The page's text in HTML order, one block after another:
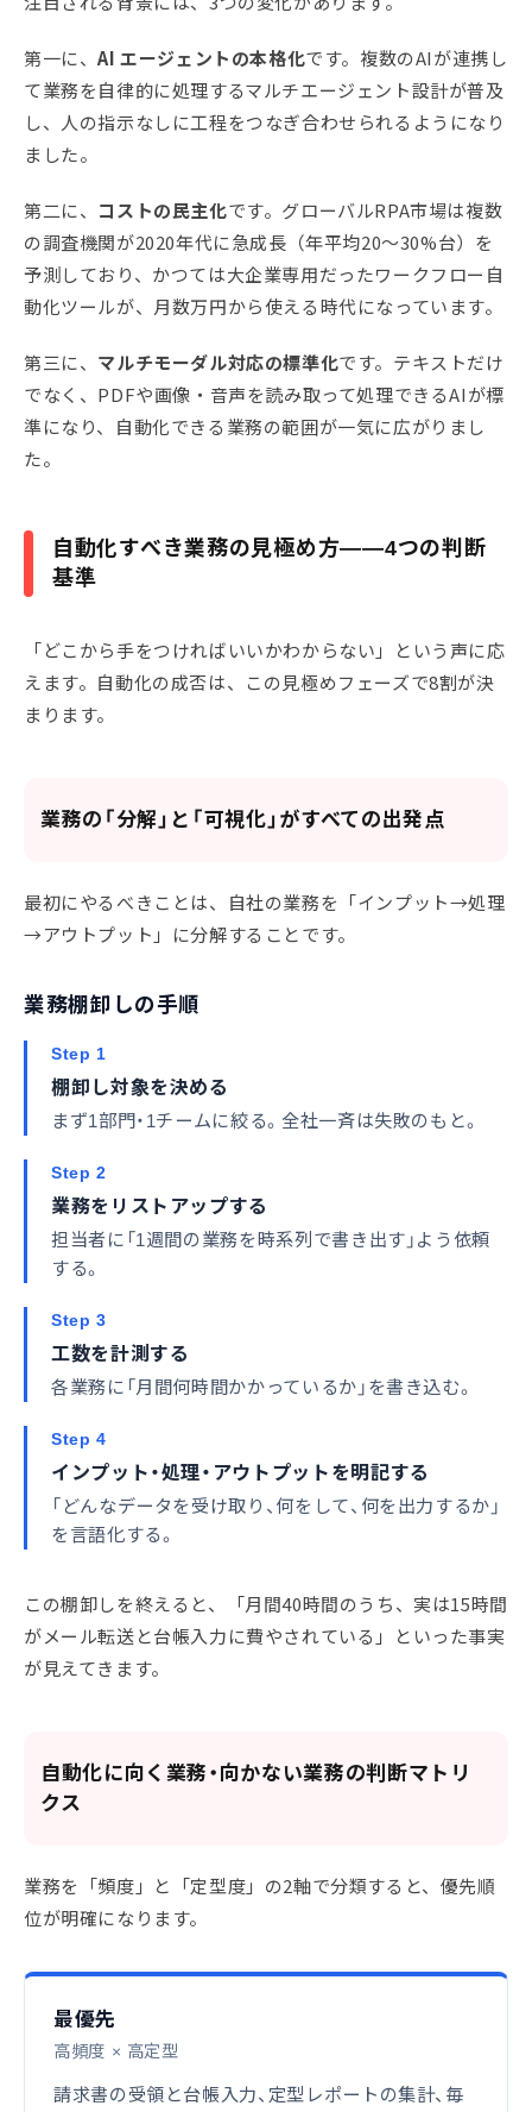
第一に、AI エージェントの本格化です。複数のAIが連携し
て業務を自律的に処理するマルチエージェント設計が普及
し、人の指示なしに工程をつなぎ合わせられるようになり
ました。
第二に、 コストの民主化です。グローバルRPA市場は複数
の調査機関が2020年代に急成長（年平均20〜30%台）を
予測しており、かつては大企業専用だったワークフロー自
動化ツールが、月数万円から使える時代になっています。
第三に、 マルチモーダル対応の標準化です。テキストだけ
でなく、PDFや画像・音声を読み取って処理できるAIが標
準になり、自動化できる業務の範囲が一気に広がりまし
た。
自動化すべき業務の見極め方——4つの判断
基準
「どこから手をつければいいかわからない」という声に応
えます。自動化の成否は、この見極めフェーズで8割が決
まります。
業務の「分解」と「可視化」がすべての出発点
最初にやるべきことは、自社の業務を「インプット→処理
→アウトプット」に分解することです。
業務棚卸しの手順
Step 1
棚卸し対象を決める
まず1部門・1チームに絞る。全社一斉は失敗のもと。
Step 2
業務をリストアップする
担当者に「1週間の業務を時系列で書き出す」よう依頼
する。
Step 3
工数を計測する
各業務に「月間何時間かかっているか」を書き込む。
Step 4
インプット・処理・アウトプットを明記する
「どんなデータを受け取り、何をして、何を出力するか」
を言語化する。
この棚卸しを終えると、「月間40時間のうち、実は15時間
がメール転送と台帳入力に費やされている」といった事実
が見えてきます。
自動化に向く業務・向かない業務の判断マトリ
クス
業務を「頻度」と「定型度」の2軸で分類すると、優先順
位が明確になります。
最優先
高頻度 × 高定型
請求書の受領と台帳入力、定型レポートの集計、毎